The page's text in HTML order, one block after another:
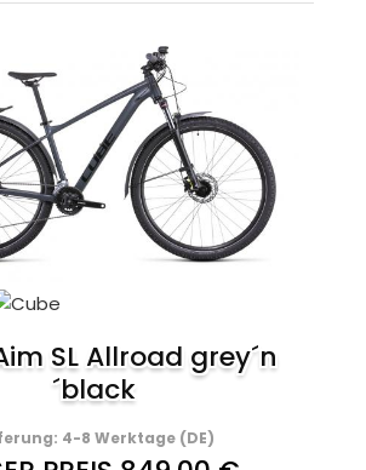
SL Allroad grey´n
´black
4-8 Werktage (DE)